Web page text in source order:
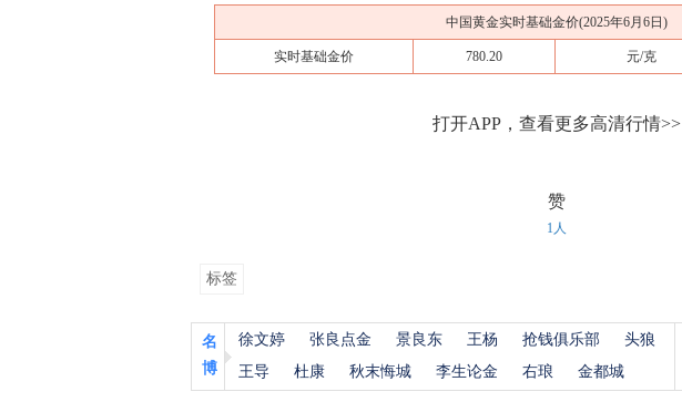
中国黄金实时基础金价(2025年6月6日)
实时基础金价 780.20 元/克
打开APP，查看更多高清行情>>
赞
1人
标签
名
博
徐文婷 张良点金 景良东 王杨 抢钱俱乐部
头狼
王导
杜康 秋末悔城 李生论金 右琅 金都城